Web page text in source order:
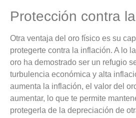
Protección contra
Otra ventaja del oro físico es su
protegerte contra la inflación. A lo
oro ha demostrado ser un refugio
turbulencia económica y alta
aumenta la inflación, el valor del
aumentar, lo que te permite
protegerla de la depreciación de